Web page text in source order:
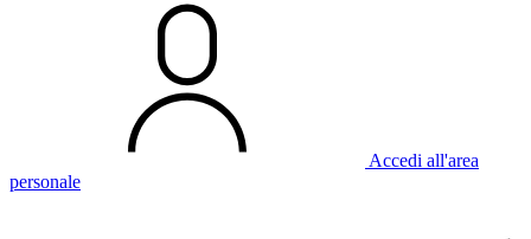
Accedi all'area
personale